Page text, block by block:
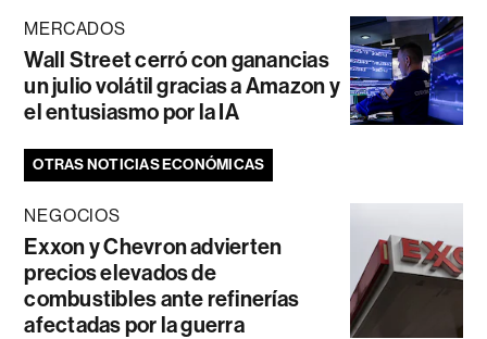
MERCADOS
Wall Street cerró con ganancias
un julio volátil gracias a Amazon y
el entusiasmo por la IA
OTRAS NOTICIAS ECONÓMICAS
NEGOCIOS
Exxon y Chevron advierten
precios elevados de
combustibles ante refinerías
afectadas por la guerra